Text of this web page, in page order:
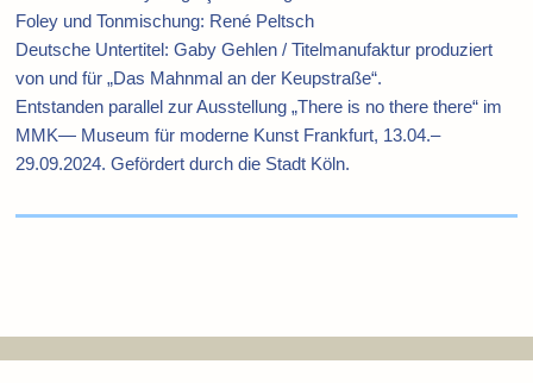
Foley und Tonmischung: René Peltsch
Deutsche Untertitel: Gaby Gehlen / Titelmanufaktur produziert
von und für „Das Mahnmal an der Keupstraße“.
Entstanden parallel zur Ausstellung „There is no there there“ im
MMK— Museum für moderne Kunst Frankfurt, 13.04.–
29.09.2024. Gefördert durch die Stadt Köln.